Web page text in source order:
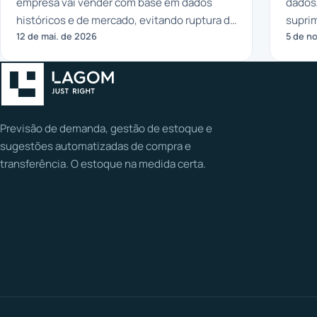
históricos e de mercado, evitando ruptura de
estoque e capital parado.
12 de mai. de 2026 5 de
Previsão de demanda, gestão de estoque e
sugestões automatizadas de compra e
transferência. O estoque na medida certa.